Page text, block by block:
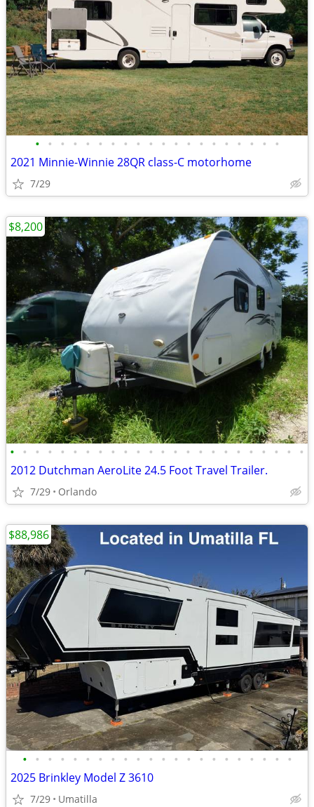
• • • • • • • • • • • • • • • • • • • •
2021 Minnie-Winnie 28QR class-C motorhome
7/29
• • • • • • • • • • • • • • • • • • • • • • • •
2012 Dutchman AeroLite 24.5 Foot Travel Trailer.
7/29 Orlando
$8,200
• • • • • • • • • • • • • • • • • • • • • •
2025 Brinkley Model Z 3610
7/29 Umatilla
$88,986